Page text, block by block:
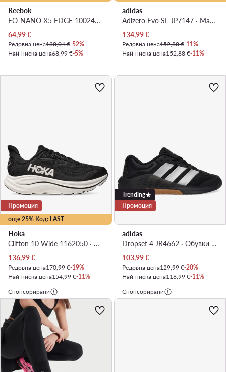
Reebok
EO-NANO X5 EDGE 100244436 · Обувки за фитнес зала
Актуална цена
64,99€
Редовна цена138,04 €-52%
Най-ниска цена68,99 €-5%
adidas
Adizero Evo SL JP7147 · Маратонки за бягане
Актуална цена
134,99€
Редовна цена152,88 €-11%
Най-ниска цена152,88 €-11%
още 25% Код: LAST
Промоция
Hoka
Clifton 10 Wide 1162050 · Маратонки за бягане
Актуална цена
136,99€
Редовна цена170,99 €-19%
Най-ниска цена154,99 €-11%
Trending
Промоция
adidas
Dropset 4 JR4662 · Обувки за фитнес зала
Актуална цена
103,99€
Редовна цена129,99 €-20%
Най-ниска цена116,99 €-11%
Спонсорирани
Спонсорирани